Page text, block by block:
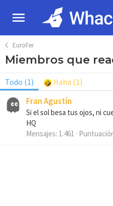
EuroFer
Miembros que
Todo (1) Haha (1)
Fran Agustín
Si el sol besa tus ojos, ni
HQ
Mensajes 1.461